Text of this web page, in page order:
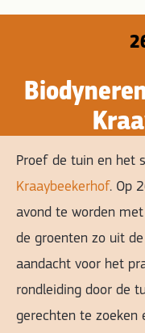
Proef de tuin en het
Kraaybeekerhof. Op
avond te worden
de groenten zo uit
aandacht voor het
rondleiding door de
gerechten te zoeken